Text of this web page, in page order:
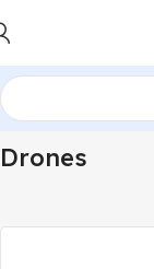
Drones